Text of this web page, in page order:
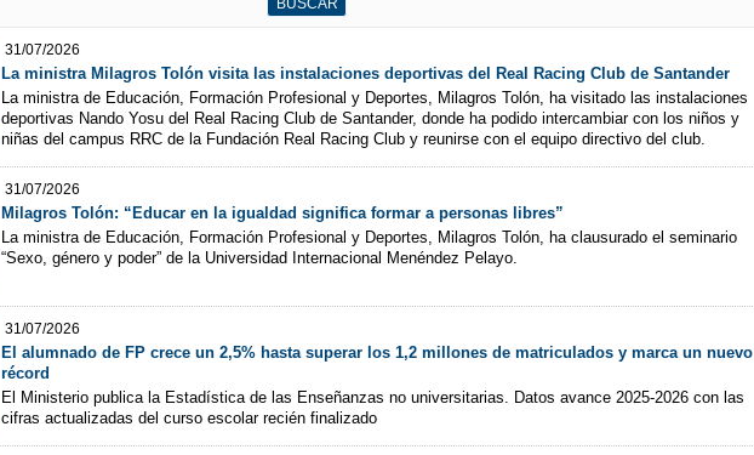
31/07/2026
La ministra Milagros Tolón visita las instalaciones deportivas del Real Racing Club de Santander
La ministra de Educación, Formación Profesional y Deportes, Milagros Tolón, ha visitado las instalaciones
deportivas Nando Yosu del Real Racing Club de Santander, donde ha podido intercambiar con los niños y
niñas del campus RRC de la Fundación Real Racing Club y reunirse con el equipo directivo del club.
31/07/2026
Milagros Tolón: “Educar en la igualdad significa formar a personas libres”
La ministra de Educación, Formación Profesional y Deportes, Milagros Tolón, ha clausurado el seminario
“Sexo, género y poder” de la Universidad Internacional Menéndez Pelayo.
31/07/2026
El alumnado de FP crece un 2,5% hasta superar los 1,2 millones de matriculados y marca un nuevo
récord
El Ministerio publica la Estadística de las Enseñanzas no universitarias. Datos avance 2025-2026 con las
cifras actualizadas del curso escolar recién finalizado